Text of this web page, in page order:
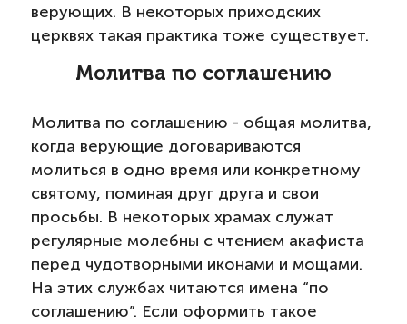
верующих. В некоторых приходских
церквях такая практика тоже существует.
Молитва по соглашению
Молитва по соглашению - общая молитва,
когда верующие договариваются
молиться в одно время или конкретному
святому, поминая друг друга и свои
просьбы. В некоторых храмах служат
регулярные молебны с чтением акафиста
перед чудотворными иконами и мощами.
На этих службах читаются имена “по
соглашению”. Если оформить такое